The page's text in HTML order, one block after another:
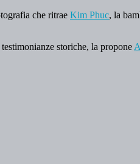
che ritrae Kim Phuc, la
storiche, la propone